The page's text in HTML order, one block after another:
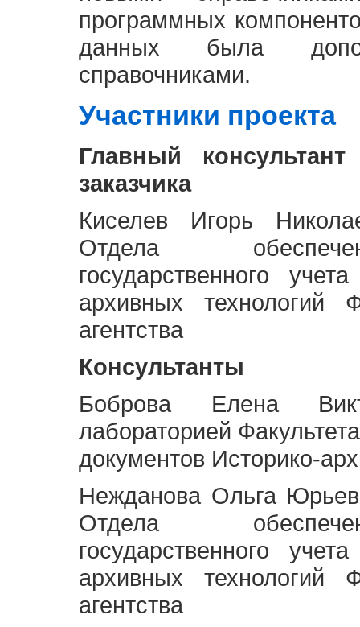
программных
данных была
справочниками.
Участники проекта
Главный
заказчика
Киселев Игорь
Отдела
государственного
архивных технологий
агентства
Консультанты
Боброва Елена
лабораторией
документов Историко-
Нежданова Ольга
Отдела
государственного
архивных технологий
агентства